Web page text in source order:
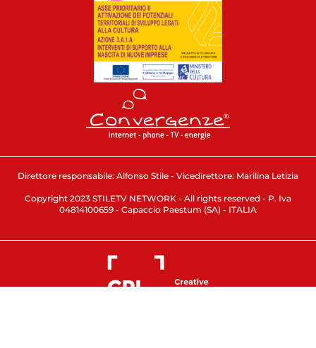
Direttore responsabile: Alfonso Stile - Vicedirettore: Marilina Letizia
Copyright 2023 STILETV NETWORK - All rights reserved - P. Iva
04814100659 - Capaccio Paestum (SA) - ITALIA